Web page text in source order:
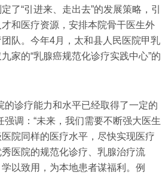
了“引进来、走出去”的发展策略，引
和医疗资源，安排本院骨干医生外
队。今年4月，太和县人民医院甲乳
家的“乳腺癌规范化诊疗实践中心”的
的诊疗能力和水平已经取得了一定的
强调：“未来，我们需要不断强大医生
院同样的医疗水平，尽快实现医疗
医院的规范化诊疗、乳腺治疗流
以致用，为本地患者谋福利。例